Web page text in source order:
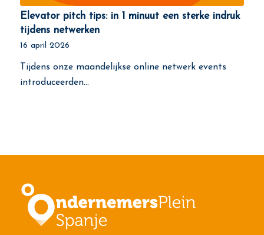
Elevator pitch tips: in 1 minuut een sterke indruk
tijdens netwerken
16 april 2026
Tijdens onze maandelijkse online netwerk events
introduceerden…